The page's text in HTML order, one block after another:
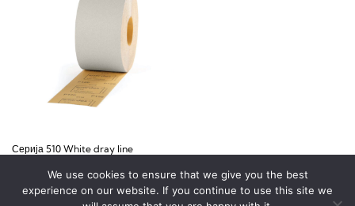
Серија 510 White dray line
Прочитај повеќе
We use cookies to ensure that we give you the best
experience on our website. If you continue to use this site we